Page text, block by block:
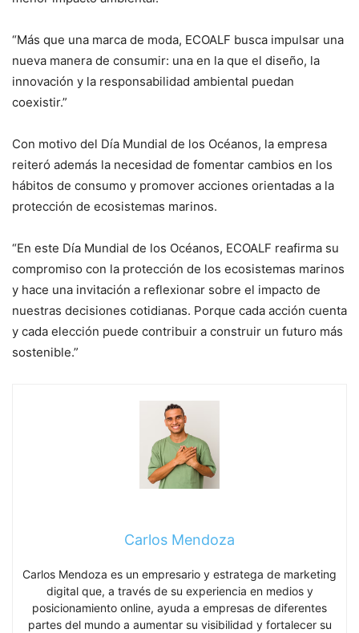
“Más que una marca de moda, ECOALF busca impulsar una
nueva manera de consumir: una en la que el diseño, la
innovación y la responsabilidad ambiental puedan
coexistir.”
Con motivo del Día Mundial de los Océanos, la empresa
reiteró además la necesidad de fomentar cambios en los
hábitos de consumo y promover acciones orientadas a la
protección de ecosistemas marinos.
“En este Día Mundial de los Océanos, ECOALF reafirma su
compromiso con la protección de los ecosistemas marinos
y hace una invitación a reflexionar sobre el impacto de
nuestras decisiones cotidianas. Porque cada acción cuenta
y cada elección puede contribuir a construir un futuro más
sostenible.”
Carlos Mendoza
Carlos Mendoza es un empresario y estratega de marketing
digital que, a través de su experiencia en medios y
posicionamiento online, ayuda a empresas de diferentes
partes del mundo a aumentar su visibilidad y fortalecer su